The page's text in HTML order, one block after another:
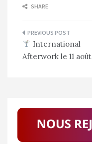
SHARE
Navigation
deInternational
Afterwork le 11 août